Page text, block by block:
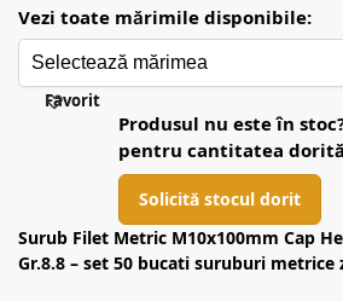
Vezi toate mărimile disponibile:
Favorit
Produsul nu este în
pentru cantitatea
Solicită stocul dorit
Surub Filet Metric M10x100mm Cap
Gr.8.8 – set 50 bucati suruburi metrice